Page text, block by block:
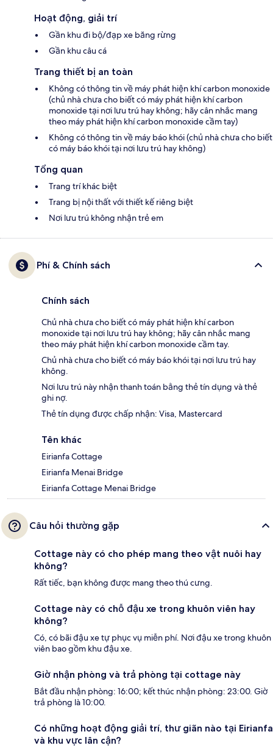
Hoạt động, giải trí
Gần khu đi bộ/đạp xe băng rừng
Gần khu câu cá
Trang thiết bị an toàn
Không có thông tin về máy phát hiện khí carbon monoxide
(chủ nhà chưa cho biết có máy phát hiện khí carbon
monoxide tại nơi lưu trú hay không; hãy cân nhắc mang
theo máy phát hiện khí carbon monoxide cầm tay)
Không có thông tin về máy báo khói (chủ nhà chưa cho biết
có máy báo khói tại nơi lưu trú hay không)
Tổng quan
Trang trí khác biệt
Trang bị nội thất với thiết kế riêng biệt
Nơi lưu trú không nhận trẻ em
Phí & Chính sách
Chính sách
Chủ nhà chưa cho biết có máy phát hiện khí carbon
monoxide tại nơi lưu trú hay không; hãy cân nhắc mang
theo máy phát hiện khí carbon monoxide cầm tay.
Chủ nhà chưa cho biết có máy báo khói tại nơi lưu trú hay
không.
Nơi lưu trú này nhận thanh toán bằng thẻ tín dụng và thẻ
ghi nợ.
Thẻ tín dụng được chấp nhận: Visa, Mastercard
Tên khác
Eirianfa Cottage
Eirianfa Menai Bridge
Eirianfa Cottage Menai Bridge
Câu hỏi thường gặp
Cottage này có cho phép mang theo vật nuôi hay
không?
Rất tiếc, bạn không được mang theo thú cưng.
Cottage này có chỗ đậu xe trong khuôn viên hay
không?
Có, có bãi đậu xe tự phục vụ miễn phí. Nơi đậu xe trong khuôn
viên bao gồm khu đậu xe.
Giờ nhận phòng và trả phòng tại cottage này
Bắt đầu nhận phòng: 16:00; kết thúc nhận phòng: 23:00. Giờ
trả phòng là 10:00.
Có những hoạt động giải trí, thư giãn nào tại Eirianfa
và khu vực lân cận?